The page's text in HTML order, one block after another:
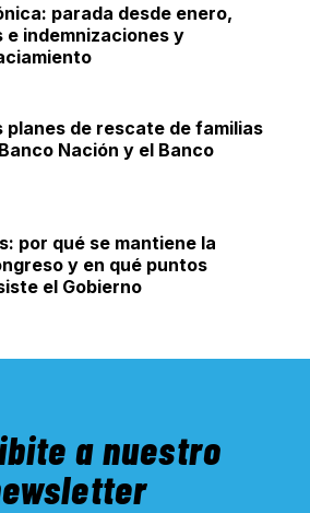
parada desde enero,
e indemnizaciones y
planes de rescate de familias
Nación y el Banco
por qué se mantiene la
y en qué puntos
el Gobierno
a nuestro